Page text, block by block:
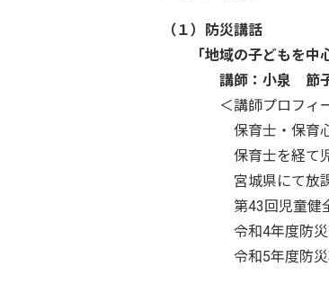
（１）防災講話
「地域の子どもを中心とし
講師：小泉 節子 氏（
＜講師プロフィー
保育士・保育心理士・
保育士を経て児童館
宮城県にて放課後児童
第43回児童健全
令和4年度防災まちづ
令和5年度防災功労